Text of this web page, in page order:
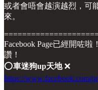
或者會唔會越演越烈，可
來。
Facebook Page已經開咗
讚！
⭕️車迷狗up天地❌
https://www.facebook.com/